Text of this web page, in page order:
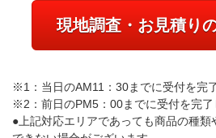
現地調査・お見積り
※1：当日のAM11：30までに受付を完
※2：前日のPM5：00までに受付を完了
●上記対応エリアであっても商品の種